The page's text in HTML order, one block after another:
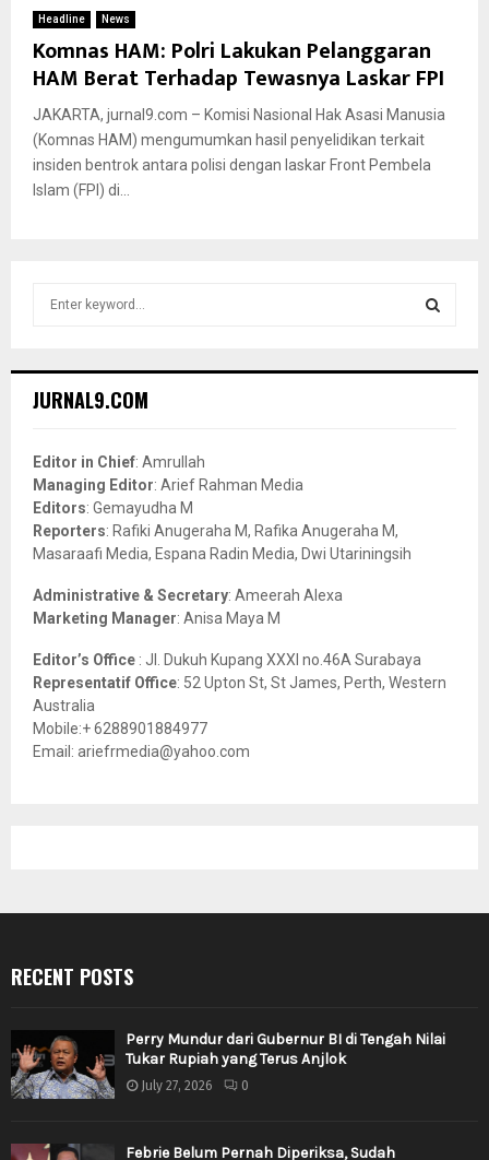
Headline News
Komnas HAM: Polri Lakukan Pelanggaran
HAM Berat Terhadap Tewasnya Laskar FPI
JAKARTA, jurnal9.com – Komisi Nasional Hak Asasi Manusia
(Komnas HAM) mengumumkan hasil penyelidikan terkait
insiden bentrok antara polisi dengan laskar Front Pembela
Islam (FPI) di...
h
o
r
:
JURNAL9.COM
Editor in Chief: Amrullah
Managing Editor: Arief Rahman Media
Editors: Gemayudha M
Reporters: Rafiki Anugeraha M, Rafika Anugeraha M,
Masaraafi Media, Espana Radin Media, Dwi Utariningsih
Administrative & Secretary: Ameerah Alexa
Marketing Manager: Anisa Maya M
Editor’s Office : Jl. Dukuh Kupang XXXI no.46A Surabaya
Representatif Office: 52 Upton St, St James, Perth, Western
Australia
Mobile:+ 6288901884977
Email: ariefrmedia@yahoo.com
RECENT POSTS
Perry Mundur dari Gubernur BI di Tengah Nilai
Tukar Rupiah yang Terus Anjlok
July 27, 2026 0
Febrie Belum Pernah Diperiksa, Sudah